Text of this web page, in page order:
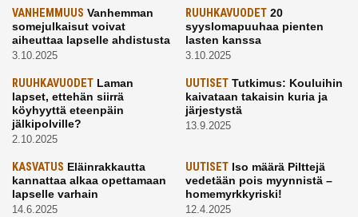
VANHEMMUUS Vanhemman
somejulkaisut voivat
aiheuttaa lapselle ahdistusta
3.10.2025
RUUHKAVUODET20
syyslomapuuhaa pienten
lasten kanssa
3.10.2025
RUUHKAVUODET Laman
lapset, ettehän siirrä
köyhyyttä eteenpäin
jälkipolville?
2.10.2025
UUTISETTutkimus: Kouluihin
kaivataan takaisin kuria ja
järjestystä
13.9.2025
KASVATUS Eläinrakkautta
kannattaa alkaa opettamaan
lapselle varhain
14.6.2025
UUTISETIso määrä Pilttejä
vedetään pois myynnistä –
homemyrkkyriski!
12.4.2025